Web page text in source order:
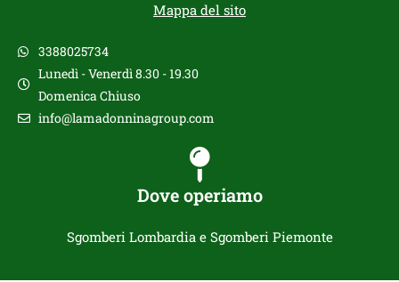
Mappa del sito
3388025734
Lunedì - Venerdì 8.30 - 19.30
Domenica Chiuso
info@lamadonninagroup.com
Dove operiamo
Sgomberi Lombardia e Sgomberi Piemonte